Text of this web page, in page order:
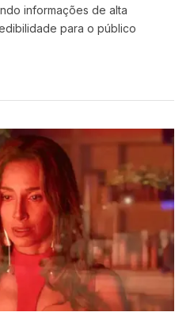
informações de alta
para o público